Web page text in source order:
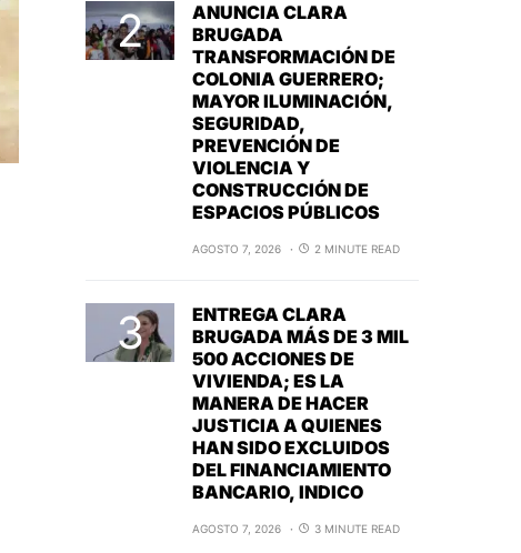
ANUNCIA CLARA
BRUGADA
TRANSFORMACIÓN DE
COLONIA GUERRERO;
MAYOR ILUMINACIÓN,
SEGURIDAD,
PREVENCIÓN DE
VIOLENCIA Y
CONSTRUCCIÓN DE
ESPACIOS PÚBLICOS
AGOSTO 7, 2026 2 MINUTE READ
ENTREGA CLARA
BRUGADA MÁS DE 3 MIL
500 ACCIONES DE
VIVIENDA; ES LA
MANERA DE HACER
JUSTICIA A QUIENES
HAN SIDO EXCLUIDOS
DEL FINANCIAMIENTO
BANCARIO, INDICO
AGOSTO 7, 2026 3 MINUTE READ